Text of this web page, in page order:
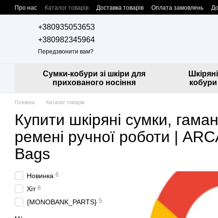
Перейти до основного контенту
Про нас Каталог товарів Доставка товарів Оплата замовлень
+380935053653
+380982345964
Передзвонити вам?
Сумки-кобури зі шкіри для
прихованого носіння
Шкіряні
кобури
Головна Каталог товарів
Купити шкіряні сумки,
ремені ручної роботи |
Bags
Новинка 6
Хіт 8
{MONOBANK_PARTS} 5